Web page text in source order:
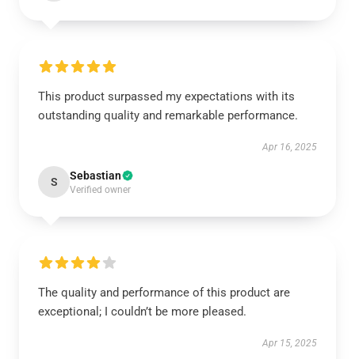
This product surpassed my expectations with its
outstanding quality and remarkable performance.
Apr 16, 2025
S Sebastian
Verified owner
The quality and performance of this product are
exceptional; I couldn’t be more pleased.
Apr 15, 2025